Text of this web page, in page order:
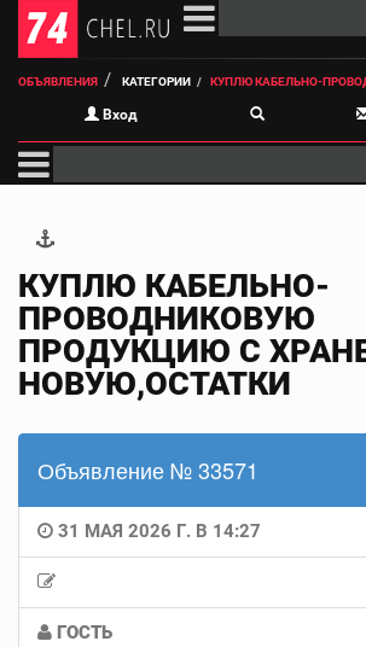
ОБЪЯВЛЕНИЯ КАТЕГОРИИ КУПЛЮ КАБЕЛЬНО-
Вход
КУПЛЮ КАБЕЛЬНО-
ПРОВОДНИКОВУЮ
ПРОДУКЦИЮ С
НОВУЮ,ОСТАТКИ
Объявление № 33571
31 МАЯ 2026 Г. В 14:27
ГОСТЬ